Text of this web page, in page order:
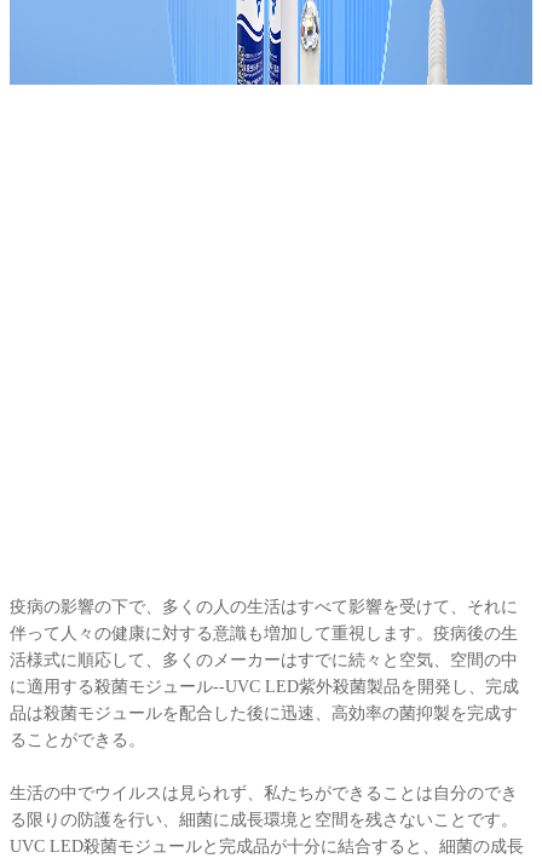
疫病の影響の下で、多くの人の生活はすべて影響を受けて、それに
伴って人々の健康に対する意識も増加して重視します。疫病後の生
活様式に順応して、多くのメーカーはすでに続々と空気、空間の中
に適用する殺菌モジュール--UVC LED紫外殺菌製品を開発し、完成
品は殺菌モジュールを配合した後に迅速、高効率の菌抑製を完成す
ることができる。
生活の中でウイルスは見られず、私たちができることは自分のでき
る限りの防護を行い、細菌に成長環境と空間を残さないことです。
UVC LED殺菌モジュールと完成品が十分に結合すると、細菌の成長